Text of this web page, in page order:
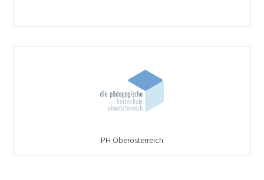
PH Oberösterreich